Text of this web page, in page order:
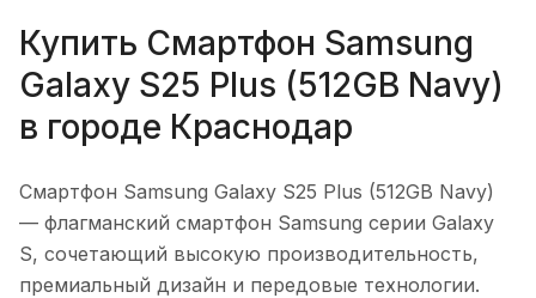
Купить Смартфон Samsung
Galaxy S25 Plus (512GB Navy)
в городе Краснодар
Смартфон Samsung Galaxy S25 Plus (512GB Navy)
— флагманский смартфон Samsung серии Galaxy
S, сочетающий высокую производительность,
премиальный дизайн и передовые технологии.